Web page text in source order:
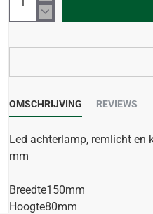
OMSCHRIJVING REVIEWS
Led achterlamp, remlicht en
mm
Breedte150mm
Hoogte80mm